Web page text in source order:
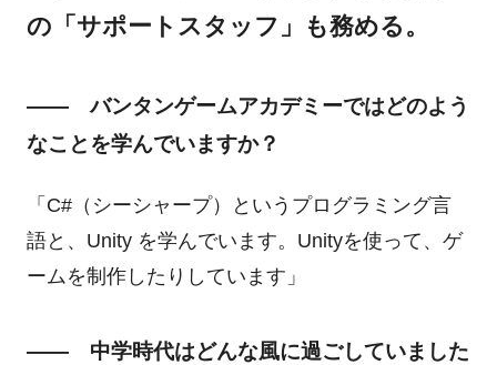
の「サポートスタッフ」も務める。
―― バンタンゲームアカデミーではどのよう
なことを学んでいますか？
「C#（シーシャープ）というプログラミング言
語と、Unity を学んでいます。Unityを使って、ゲ
ームを制作したりしています」
―― 中学時代はどんな風に過ごしていました